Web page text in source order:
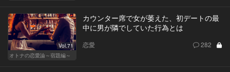
Vol.71
オトナの恋愛論～宿題編～
カウンター席で女が萎えた、初デートの最
中に男が隣でしていた行為とは
恋愛 282